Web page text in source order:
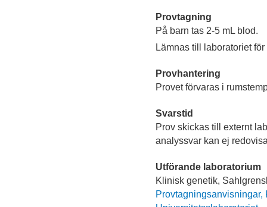
Provtagning
På barn tas 2-5 mL blod.
Lämnas till laboratoriet
Provhantering
Provet förvaras i
Svarstid
Prov skickas till externt
analyssvar kan ej
Utförande laboratorium
Klinisk genetik,